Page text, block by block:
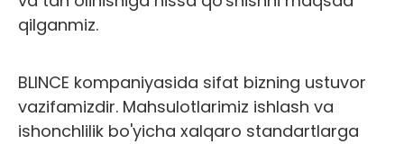
qilganmiz.
BLINCE kompaniyasida sifat bizning ustuvor
vazifamizdir. Mahsulotlarimiz ishlash va
ishonchlilik bo'yicha xalqaro standartlarga